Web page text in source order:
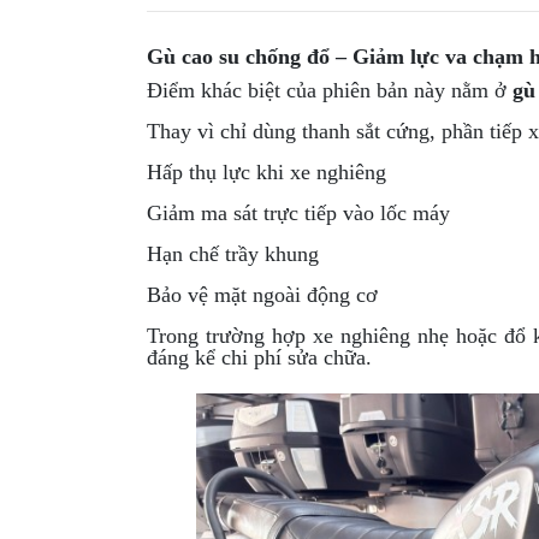
Gù cao su chống đổ – Giảm lực va chạm
Điểm khác biệt của phiên bản này nằm ở
Thay vì chỉ dùng thanh sắt cứng, phần tiếp
Hấp thụ lực khi xe nghiêng
Giảm ma sát trực tiếp vào lốc máy
Hạn chế trầy khung
Bảo vệ mặt ngoài động cơ
Trong trường hợp xe nghiêng nhẹ hoặc
đáng kể chi phí sửa chữa.